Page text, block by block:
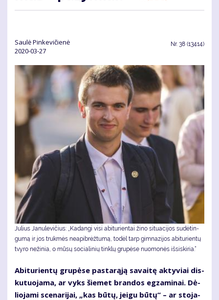
Saulė Pinkevičienė
2020-03-27
Nr. 38 (13414)
Ju­lius Ja­nu­le­vi­čius: „Ka­dan­gi vi­si abi­tu­rien­tai ži­no si­tu­a­ci­jos su­dė­tin­
gu­mą ir jos truk­mės ne­apib­rėž­tu­mą, to­dėl tarp gim­na­zi­jos abi­tu­rien­tų
tvy­ro ne­ži­nia, o mū­sų so­cia­li­nių tin­klų gru­pė­se nuo­mo­nės iš­si­ski­ria.“
Abi­tu­rien­tų gru­pė­se pas­ta­rą­ją sa­vai­tę ak­ty­viai dis­
ku­tuo­ja­ma, ar vyks šie­met bran­dos eg­za­mi­nai. Dė­
lio­ja­mi sce­na­ri­jai, „kas bū­tų, jei­gu bū­tų“ – ar sto­ja­